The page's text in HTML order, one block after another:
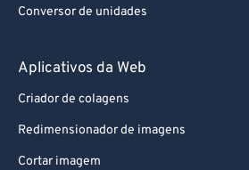
Conversor de unidades
Aplicativos da Web
Criador de colagens
Redimensionador de imagens
Cortar imagem